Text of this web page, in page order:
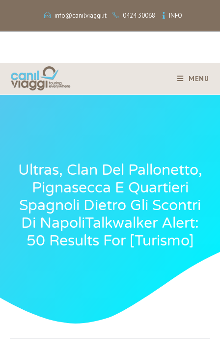
info@canilviaggi.it 0424 30068 INFO
MENU
Ultras, Clan Del Pallonetto,
Pignasecca E Quartieri
Spagnoli Dietro Gli Scontri
Di NapoliTalkwalker Alert:
50 Results For [turismo]